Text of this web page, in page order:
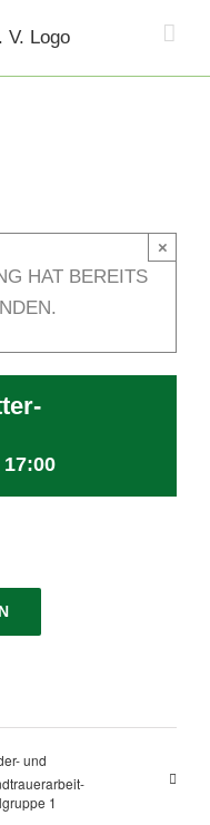
HAT BEREITS
×
17:00
und
1